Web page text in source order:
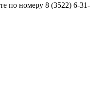
по номеру 8 (3522) 6-31-